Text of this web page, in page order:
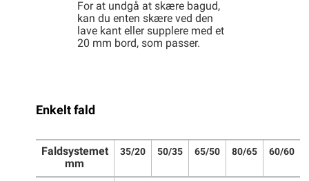
For at undgå at skære bagud,
kan du enten skære ved den
lave kant eller supplere med et
20 mm bord, som passer.
Enkelt fald
Faldsystemet
mm
35/20 50/35 65/50 80/65 60/60